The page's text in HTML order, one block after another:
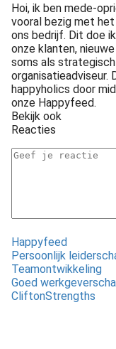
Hoi, ik ben mede-
vooral bezig met
ons bedrijf. Dit doe
onze klanten,
soms als
organisatieadviseur.
happyholics door
onze Happyfeed.
Bekijk ook
Reacties
Happyfeed
Persoonlijk
Teamontwikkeling
Goed
CliftonStrengths